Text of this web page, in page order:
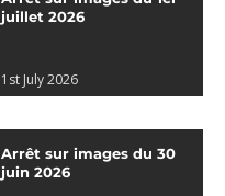
juillet 2026
1st July 2026
Arrêt sur images du 30
juin 2026